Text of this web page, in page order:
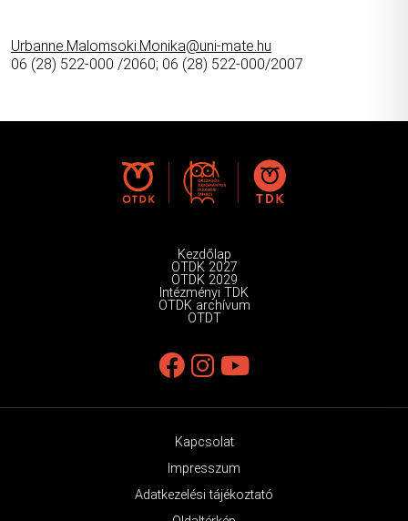
Urbanne.Malomsoki.Monika@uni-mate.hu
06 (28) 522-000 /2060; 06 (28) 522-000/2007
Kezdőlap
OTDK 2027
OTDK 2029
Intézményi TDK
OTDK archívum
OTDT
Kapcsolat
Impresszum
Adatkezelési tájékoztató